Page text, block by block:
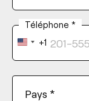
Téléphone *
United
States
+1
Pays *